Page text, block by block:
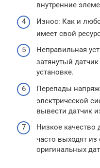
внутренние
Износ: Как и
имеет свой
Неправильная
затянутый
установке.
Перепады
электрической
вывести датчик
Низкое качество
часто выходят из
оригинальных